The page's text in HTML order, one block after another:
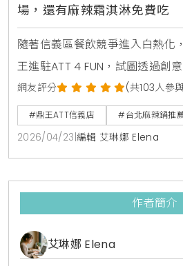
場，還有麻辣霜淇淋免費吃
隨著信義區餐飲競爭進入白熱化
王進駐ATT 4 FUN，試圖透過創
年輕族群。KiraKacha去啦！創
消費者不僅追求口味，更看重餐
感。鼎王此次在信義店推出的龍
飲，成功將傳統火鍋與手搖飲趨
經營的高明策略。
網友評分 (共103人參
#鼎王ATT信義店 #台北麻辣鍋推
2026/04/23 編輯 艾琳娜 Elena
作者簡介
艾琳娜 Elena